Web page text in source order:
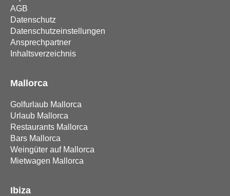
AGB
Datenschutz
Datenschutzeinstellungen
Ansprechpartner
Inhaltsverzeichnis
Mallorca
Golfurlaub Mallorca
Urlaub Mallorca
Restaurants Mallorca
Bars Mallorca
Weingüter auf Mallorca
Mietwagen Mallorca
Ibiza